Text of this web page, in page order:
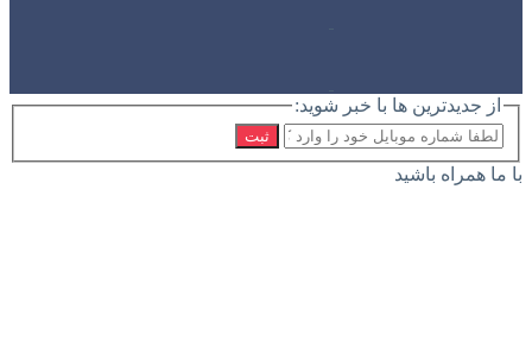
از جدیدترین ها با خبر شوید:
ثبت
با ما همراه باشید